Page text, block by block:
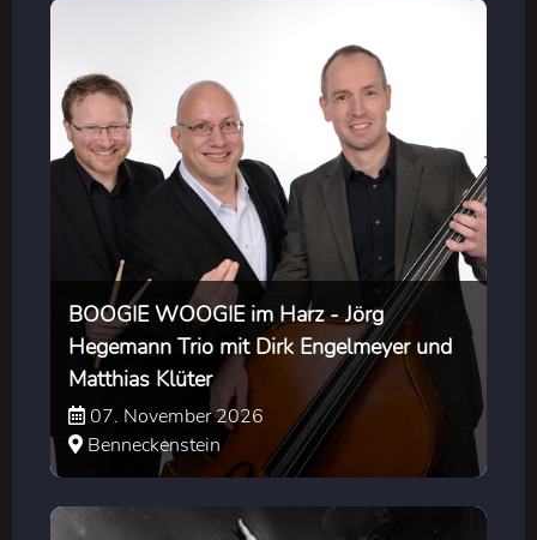
BOOGIE WOOGIE im Harz - Jörg
Hegemann Trio mit Dirk Engelmeyer und
Matthias Klüter
07. November 2026
Benneckenstein